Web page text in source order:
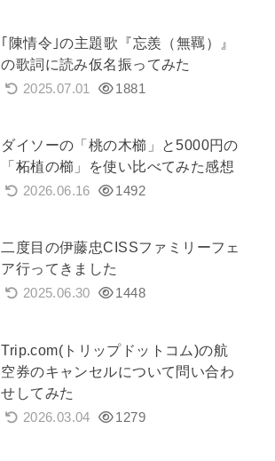
｢陳情令｣の主題歌『忘羨（無羈）』
の歌詞に読み仮名振ってみた
2025.07.01 1881
ダイソーの「桃の木櫛」と5000円の
「柘植の櫛」を使い比べてみた感想
2026.06.16 1492
二度目の伊藤忠CISSファミリーフェ
ア行ってきました
2025.06.30 1448
Trip.com(トリップドットコム)の航
空券のキャンセルについて問い合わ
せしてみた
2026.03.04 1279